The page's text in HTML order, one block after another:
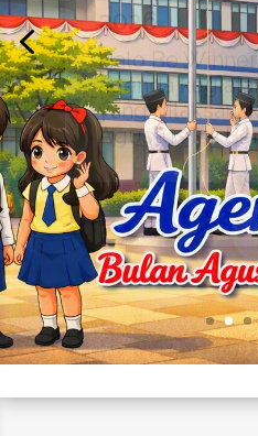
Halo Be
agenda
yang
Agustus ini.